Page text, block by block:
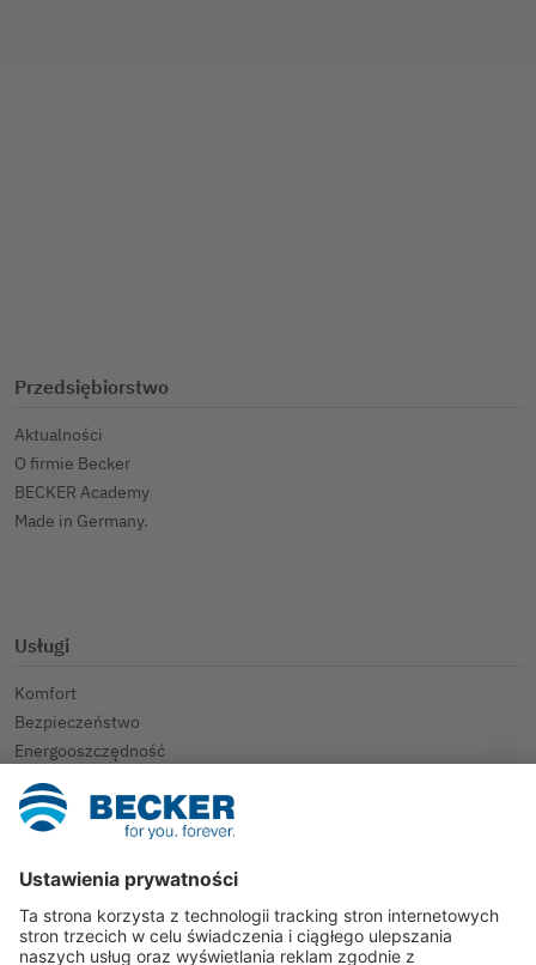
Przedsiębiorstwo
Aktualności
O firmie Becker
BECKER Academy
Made in Germany.
Usługi
Komfort
Bezpieczeństwo
Energooszczędność
Brak barier
Produkty
Inteligentny dom